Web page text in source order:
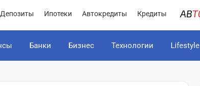
Депозиты Ипотеки Автокредиты Кредиты
Банки Бизнес Технологии Lifestyle